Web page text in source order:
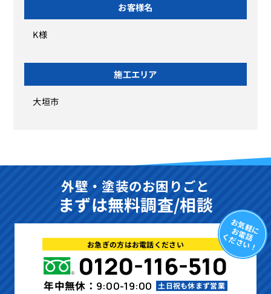
お客様名
K様
施工エリア
大垣市
外壁・塗装のお困りごと
まずは無料調査/相談
お気軽に
お電話
ください！
お急ぎの方はお電話ください
0120-116-510
年中無休： 9:00-19:00 土日祝も休まず営業